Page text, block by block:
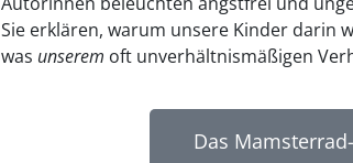
Sie erklären, warum unsere Kinder darin
was unserem oft unverhältnismäßigen
Das